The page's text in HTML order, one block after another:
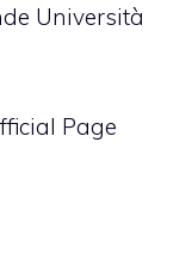
Università
Page